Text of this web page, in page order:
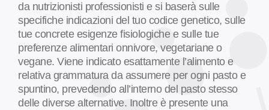
da nutrizionisti professionisti e si baserà sulle
specifiche indicazioni del tuo codice genetico, sulle
tue concrete esigenze fisiologiche e sulle tue
preferenze alimentari onnivore, vegetariane o
vegane. Viene indicato esattamente l’alimento e
relativa grammatura da assumere per ogni pasto e
spuntino, prevedendo all’interno del pasto stesso
delle diverse alternative. Inoltre è presente una